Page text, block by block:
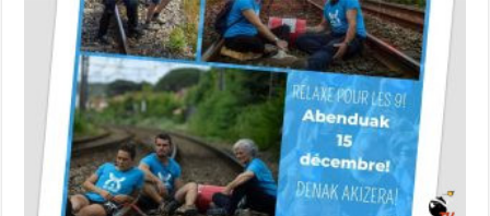
tribunal
de
Dax
a
rendu
son
verdict
contre
les
9
Artisans
de
la
paix
ayant